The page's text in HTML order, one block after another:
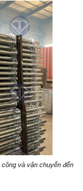
và vận chuyển đến